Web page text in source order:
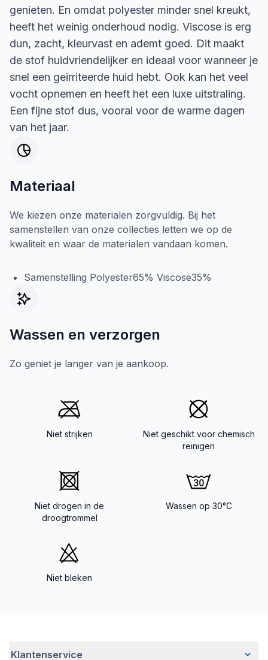
genieten. En omdat polyester minder snel kreukt,
heeft het weinig onderhoud nodig. Viscose is erg
dun, zacht, kleurvast en ademt goed. Dit maakt
de stof huidvriendelijker en ideaal voor wanneer je
snel een geirriteerde huid hebt. Ook kan het veel
vocht opnemen en heeft het een luxe uitstraling.
Een fijne stof dus, vooral voor de warme dagen
van het jaar.
Materiaal
We kiezen onze materialen zorgvuldig. Bij het
samenstellen van onze collecties letten we op de
kwaliteit en waar de materialen vandaan komen.
Samenstelling Polyester65% Viscose35%
Wassen en verzorgen
Zo geniet je langer van je aankoop.
Niet strijken
Niet geschikt voor chemisch
reinigen
Niet drogen in de
droogtrommel
Wassen op 30°C
Niet bleken
Klantenservice